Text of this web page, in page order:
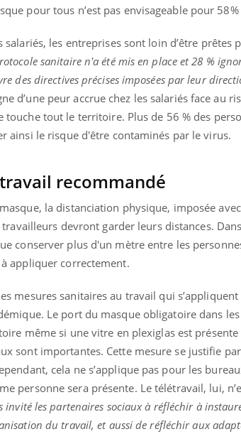
pour tous n’est pas envisageable pour 58%
salariés, les entreprises sont loin d’être prêtes
sanitaire n'a été mis en place et 28 %
des directives précises imposées par leur
d’une peur accrue chez les salariés face
touche tout le territoire. Plus de 56 % des
ainsi le risque d'être contaminés par le virus.
recommandé
la distanciation physique, imposée
devront garder leurs distances.
conserver plus d'un mètre entre les
appliquer correctement.
mesures sanitaires au travail qui
Le port du masque obligatoire dans
même si une vitre en plexiglas est
sont importantes. Cette mesure se justifie
cela ne s’applique pas pour les
personne sera présente. Le télétravail, lui,
invité les partenaires sociaux à réfléchir à
du travail, et aussi de réfléchir aux
plage, piscine,
air… Nos mains
diabète, c'est une période
défis, mais ...